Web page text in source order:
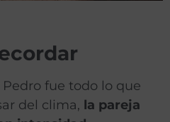
fue todo lo que
del clima, la pareja